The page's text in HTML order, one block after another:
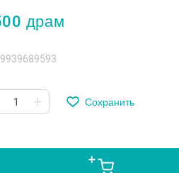
драм
Сохранить